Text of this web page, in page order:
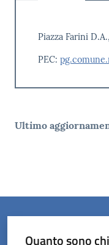
Piazza Farini
PEC:
Ultimo
Quanto sono